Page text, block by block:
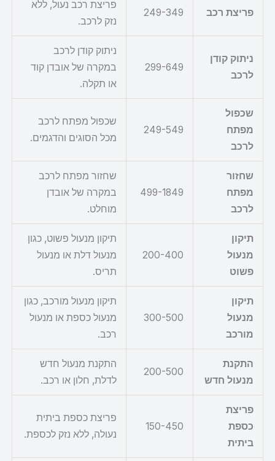
פריצת רכב 249-349
פריצת רכב נעול, ללא
נזק לרכב.
ניתוק קודן
לרכב
299-649
ניתוק קודן לרכב
במקרה של אובדן קוד
או תקלה.
שכפול
מפתח
לרכב
249-549
שכפול מפתח לרכב
מכל הסוגים והדגמים.
שחזור
מפתח
לרכב
499-1849
שחזור מפתח לרכב
במקרה של אובדן
מוחלט.
תיקון
מנעול
פשוט
200-400
תיקון מנעול פשוט, כגון
מנעול דלת או מנעול
תריס.
תיקון
מנעול
מורכב
300-500
תיקון מנעול מורכב, כגון
מנעול כספת או מנעול
רכב.
התקנת
מנעול חדש
200-500
התקנת מנעול חדש
לדלת, חלון או רכב.
פריצת
כספת
ביתית
150-450
פריצת כספת ביתית
נעולה, ללא נזק לכספת.